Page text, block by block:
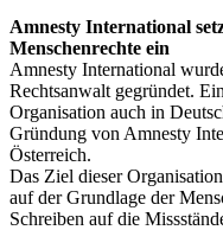
Amnesty International
Menschenrechte ein
Amnesty International
Rechtsanwalt gegründet.
Organisation auch in
Gründung von Amnesty
Österreich.
Das Ziel dieser
auf der Grundlage der
Schreiben auf die